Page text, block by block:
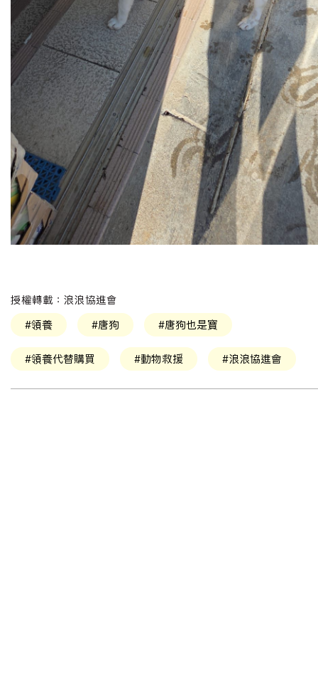
授權轉載：浪浪協進會
#領養 #唐狗 #唐狗也是寶
#領養代替購買 #動物救援 #浪浪協進會